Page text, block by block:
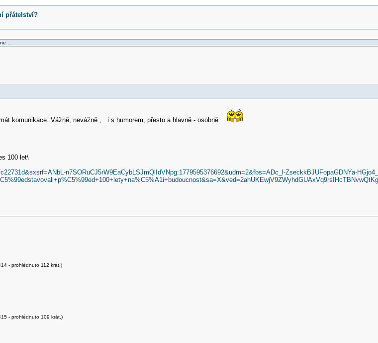
přátelství?
...
komunikace. Vážně, nevážně , i s humorem, přesto a hlavně - osobně
100 let\
n7SORuCJ5rW9EaCybLSJmQlIdVNpg:1779595376692&udm=2&fbs=ADc_l-ZseckkBJUFopaGDNYa-
- prohlédnuto 112 krát.)
- prohlédnuto 109 krát.)